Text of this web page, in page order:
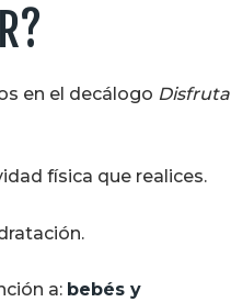
en el decálogo Disfruta
física que realices.
a: bebés y